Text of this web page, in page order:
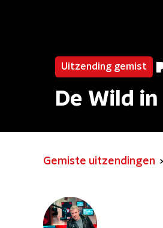
Uitzending gemist
De Wild
Gemiste uitzendingen